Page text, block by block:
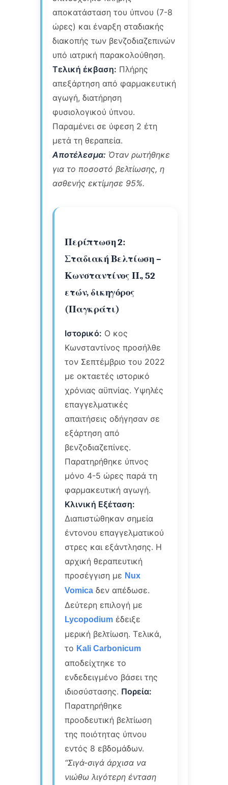
αποκατάσταση του ύπνου (7-8
ώρες) και έναρξη σταδιακής
διακοπής των βενζοδιαζεπινών
υπό ιατρική παρακολούθηση.
Τελική έκβαση: Πλήρης
απεξάρτηση από φαρμακευτική
αγωγή, διατήρηση
φυσιολογικού ύπνου.
Παραμένει σε ύφεση 2 έτη
μετά τη θεραπεία.
Αποτέλεσμα: Όταν ρωτήθηκε
για το ποσοστό βελτίωσης, η
ασθενής εκτίμησε 95%.
Περίπτωση 2:
Σταδιακή Βελτίωση –
Κωνσταντίνος Π., 52
ετών, δικηγόρος
(Παγκράτι)
Ιστορικό: Ο κος
Κωνσταντίνος προσήλθε
τον Σεπτέμβριο του 2022
με οκταετές ιστορικό
χρόνιας αϋπνίας. Υψηλές
επαγγελματικές
απαιτήσεις οδήγησαν σε
εξάρτηση από
βενζοδιαζεπίνες.
Παρατηρήθηκε ύπνος
μόνο 4-5 ώρες παρά τη
φαρμακευτική αγωγή.
Κλινική Εξέταση:
Διαπιστώθηκαν σημεία
έντονου επαγγελματικού
στρες και εξάντλησης. Η
αρχική θεραπευτική
προσέγγιση με Nux
Vomica δεν απέδωσε.
Δεύτερη επιλογή με
Lycopodium έδειξε
μερική βελτίωση. Τελικά,
το Kali Carbonicum
αποδείχτηκε το
ενδεδειγμένο βάσει της
ιδιοσύστασης. Πορεία:
Παρατηρήθηκε
προοδευτική βελτίωση
της ποιότητας ύπνου
εντός 8 εβδομάδων.
“Σιγά-σιγά άρχισα να
νιώθω λιγότερη ένταση